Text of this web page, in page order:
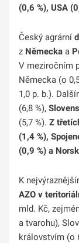
(0,6 %), USA
Český agrární
z Německa a
V meziročním
Německa (o
1,0 p. b.).
(6,8 %),
(5,7 %). Z
(1,4 %),
(0,9 %) a
K
AZO v
mld. Kč,
a tvarohu),
královstvím (o